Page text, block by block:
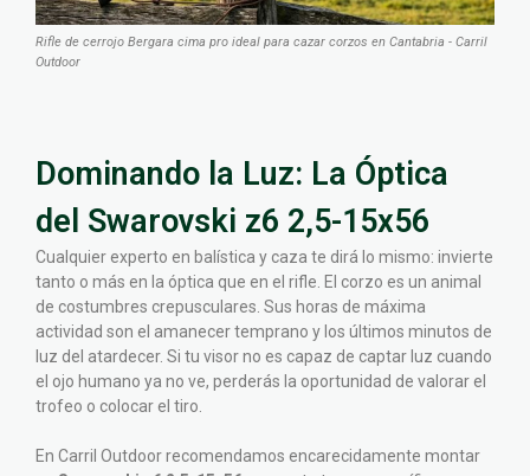
Rifle de cerrojo Bergara cima pro ideal para cazar corzos en Cantabria - Carril
Outdoor
Dominando la Luz: La Óptica
del Swarovski z6 2,5-15x56
Cualquier experto en balística y caza te dirá lo mismo: invierte
tanto o más en la óptica que en el rifle. El corzo es un animal
de costumbres crepusculares. Sus horas de máxima
actividad son el amanecer temprano y los últimos minutos de
luz del atardecer. Si tu visor no es capaz de captar luz cuando
el ojo humano ya no ve, perderás la oportunidad de valorar el
trofeo o colocar el tiro.
En Carril Outdoor recomendamos encarecidamente montar